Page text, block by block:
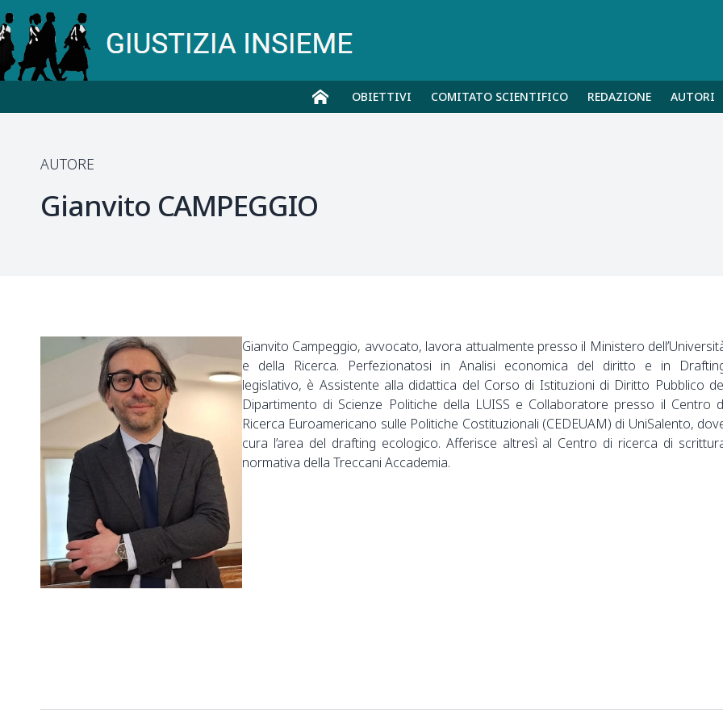
OBIETTIVI COMITATO SCIENTIFICO REDAZIONE AUTORI
AUTORE
Gianvito CAMPEGGIO
Gianvito Campeggio, avvocato, lavora attualmente presso il Ministero
e della Ricerca. Perfezionatosi in Analisi economica del diritto e in
legislativo, è Assistente alla didattica del Corso di Istituzioni di Diritto Pubblico
Dipartimento di Scienze Politiche della LUISS e Collaboratore presso il Centro
Ricerca Euroamericano sulle Politiche Costituzionali (CEDEUAM) di UniSalento,
cura l’area del drafting ecologico. Afferisce altresì al Centro di ricerca di
normativa della Treccani Accademia.